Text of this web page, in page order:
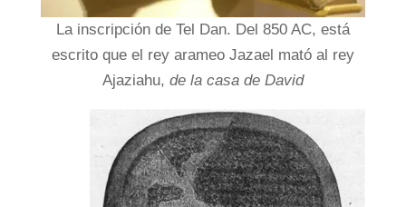
La inscripción de Tel Dan. Del 850 AC, está
escrito que el rey arameo Jazael mató al rey
Ajaziahu, de la casa de David